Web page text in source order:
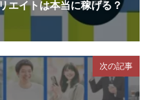
エイトは本当に稼げる？
次の記事